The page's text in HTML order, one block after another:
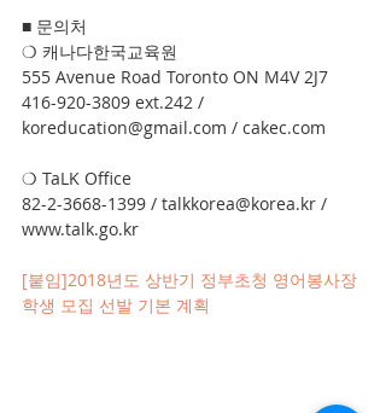
■ 문의처
❍ 캐나다한국교육원
555 Avenue Road Toronto ON M4V 2J7
416-920-3809 ext.242 /
koreducation@gmail.com / cakec.com
❍ TaLK Office
82-2-3668-1399 / talkkorea@korea.kr /
www.talk.go.kr
[붙임]2018년도 상반기 정부초청 영어봉사장
학생 모집 선발 기본 계획